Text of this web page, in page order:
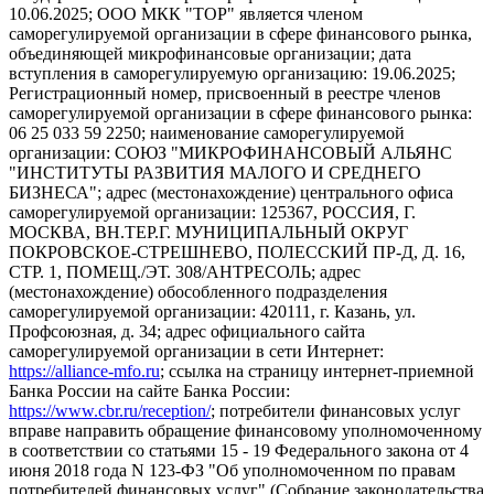
10.06.2025; ООО МКК "ТОР" является членом
саморегулируемой организации в сфере финансового рынка,
объединяющей микрофинансовые организации; дата
вступления в саморегулируемую организацию: 19.06.2025;
Регистрационный номер, присвоенный в реестре членов
саморегулируемой организации в сфере финансового рынка:
06 25 033 59 2250; наименование саморегулируемой
организации: СОЮЗ "МИКРОФИНАНСОВЫЙ АЛЬЯНС
"ИНСТИТУТЫ РАЗВИТИЯ МАЛОГО И СРЕДНЕГО
БИЗНЕСА"; адрес (местонахождение) центрального офиса
саморегулируемой организации: 125367, РОССИЯ, Г.
МОСКВА, ВН.ТЕР.Г. МУНИЦИПАЛЬНЫЙ ОКРУГ
ПОКРОВСКОЕ-СТРЕШНЕВО, ПОЛЕССКИЙ ПР-Д, Д. 16,
СТР. 1, ПОМЕЩ./ЭТ. 308/АНТРЕСОЛЬ; адрес
(местонахождение) обособленного подразделения
саморегулируемой организации: 420111, г. Казань, ул.
Профсоюзная, д. 34; адрес официального сайта
саморегулируемой организации в сети Интернет:
https://alliance-mfo.ru; ссылка на страницу интернет-приемной
Банка России на сайте Банка России:
https://www.cbr.ru/reception/; потребители финансовых услуг
вправе направить обращение финансовому уполномоченному
в соответствии со статьями 15 - 19 Федерального закона от 4
июня 2018 года N 123-ФЗ "Об уполномоченном по правам
потребителей финансовых услуг" (Собрание законодательства